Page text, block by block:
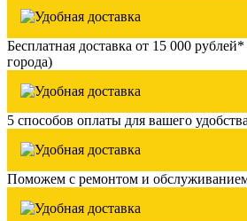
Бесплатная доставка от 15 000
города)
5 способов оплаты для вашего удобства
Поможем с ремонтом и